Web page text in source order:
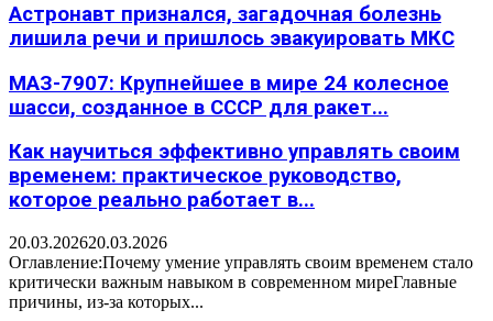
Астронавт признался, загадочная болезнь
лишила речи и пришлось эвакуировать МКС
МАЗ-7907: Крупнейшее в мире 24 колесное
шасси, созданное в СССР для ракет...
Как научиться эффективно управлять своим
временем: практическое руководство,
которое реально работает в...
20.03.202620.03.2026
Оглавление:Почему умение управлять своим временем стало
критически важным навыком в современном миреГлавные
причины, из-за которых...